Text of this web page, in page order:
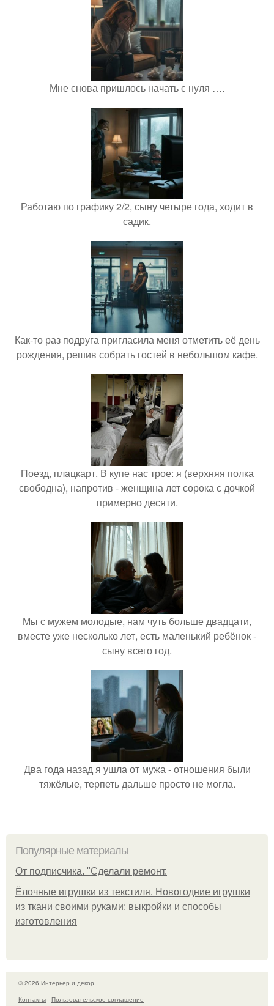
Мне снова пришлось начать с нуля ….
Работаю по графику 2/2, сыну четыре года, ходит в
садик.
Как-то раз подруга пригласила меня отметить её день
рождения, решив собрать гостей в небольшом кафе.
Поезд, плацкарт. В купе нас трое: я (верхняя полка
свободна), напротив - женщина лет сорока с дочкой
примерно десяти.
Мы с мужем молодые, нам чуть больше двадцати,
вместе уже несколько лет, есть маленький ребёнок -
сыну всего год.
Два года назад я ушла от мужа - отношения были
тяжёлые, терпеть дальше просто не могла.
Популярные материалы
От подписчика. "Сделали ремонт.
Ёлочные игрушки из текстиля. Новогодние игрушки
из ткани своими руками: выкройки и способы
изготовления
© 2026 Интерьер и декор
Контакты
Пользовательское соглашение